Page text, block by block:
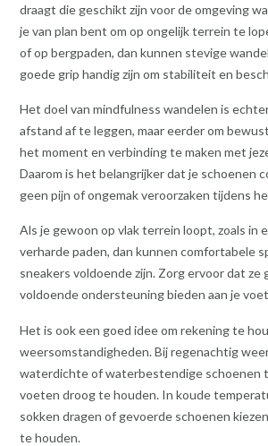
draagt die geschikt zijn voor de omgeving
je van plan bent om op ongelijk terrein te
of op bergpaden, dan kunnen stevige
goede grip handig zijn om stabiliteit en
Het doel van mindfulness wandelen is
afstand af te leggen, maar eerder om
het moment en verbinding te maken met
Daarom is het belangrijker dat je schoenen
geen pijn of ongemak veroorzaken tijdens
Als je gewoon op vlak terrein loopt, zoals in
verharde paden, dan kunnen comfortabele
sneakers voldoende zijn. Zorg ervoor dat ze
voldoende ondersteuning bieden aan je
Het is ook een goed idee om rekening te
weersomstandigheden. Bij regenachtig
waterdichte of waterbestendige schoenen
voeten droog te houden. In koude
sokken dragen of gevoerde schoenen
te houden.